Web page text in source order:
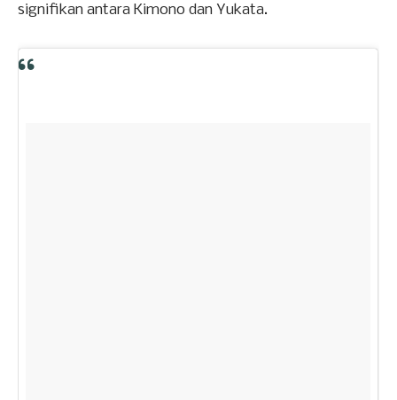
signifikan antara Kimono dan Yukata.